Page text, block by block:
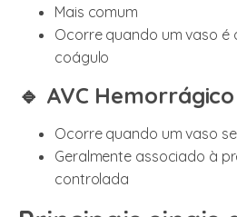
Mais comum
Ocorre quando um vaso é
coágulo
🔹 AVC Hemorrágico
Ocorre quando um vaso
Geralmente associado à
controlada